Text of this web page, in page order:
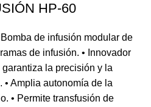
HP-60
de infusión modular de
de infusión. • Innovador
la precisión y la
Amplia autonomía de la
• Permite transfusión de